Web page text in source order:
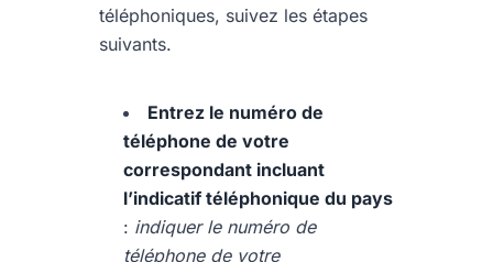
téléphoniques, suivez les étapes
suivants.
Entrez le numéro de
téléphone de votre
correspondant incluant
l’indicatif téléphonique du pays
: indiquer le numéro de
téléphone de votre